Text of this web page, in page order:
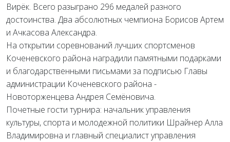
Вирёк. Всего разыграно 296 медалей разного
достоинства. Два абсолютных чемпиона Борисов Артем
и Ачкасова Александра.
На открытии соревнований лучших спортсменов
Коченевского района наградили памятными подарками
и благодарственными письмами за подписью Главы
администрации Коченевского района -
Новоторженцева Андрея Семёновича.
Почетные гости турнира: начальник управления
культуры, спорта и молодежной политики Шрайнер Алла
Владимировна и главный специалист управления